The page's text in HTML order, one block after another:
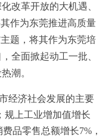
改革开放的大机遇、
作为东莞推进高质量
题，将其作为东莞培
全面掀起动工一批、
潮。
经济社会发展的主要
规上工业增加值增长
品零售总额增长7%，